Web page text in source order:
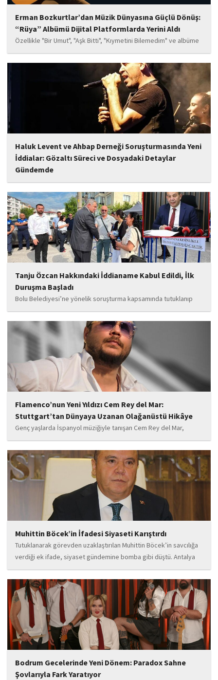
Erman Bozkurtlar’dan Müzik Dünyasına Güçlü Dönüş:
“Rüya” Albümü Dijital Platformlarda Yerini Aldı
Özellikle "Bir Umut", "Aşk Bitti", "Kıymetini Bilemedim" ve albüme
adını veren "Rüya" parçalarının kısa süre içerisinde öne çıkan
eserler arasında yer alması bekleniyor. Albüm, sanatçının önceki
çalışmalarına göre daha olgun,...
Haluk Levent ve Ahbap Derneği Soruşturmasında Yeni
İddialar: Gözaltı Süreci ve Dosyadaki Detaylar
Gündemde
İstanbul Cumhuriyet Başsavcılığı tarafından yürütülen ve Haluk
Levent ile kurucusu olduğu Ahbap Derneği'ni kapsadığı belirtilen
soruşturmaya ilişkin yeni iddialar gündeme geldi. Edinilen
bilgilere göre, soruşturmanın ani bir operasyonla değil, aylar...
Tanju Özcan Hakkındaki İddianame Kabul Edildi, İlk
Duruşma Başladı
Bolu Belediyesi’ne yönelik soruşturma kapsamında tutuklanıp
belediye başkanlığı görevinden uzaklaştırılan Tanju Özcan’ın da
aralarında bulunduğu 6’sı tutuklu 19 sanığın yargılandığı dava
başladı.
Flamenco’nun Yeni Yıldızı Cem Rey del Mar:
Stuttgart’tan Dünyaya Uzanan Olağanüstü Hikâye
Genç yaşlarda İspanyol müziğiyle tanışan Cem Rey del Mar,
flamenco kültürünün büyüleyici atmosferinden etkilenerek
kendisini bu alana yönlendirdi. Saatler süren disiplinli çalışmalar,
teknik gelişim ve müziğe olan tutkusu, onu kısa...
Muhittin Böcek’in İfadesi Siyaseti Karıştırdı
Tutuklanarak görevden uzaklaştırılan Muhittin Böcek’in savcılığa
verdiği ek ifade, siyaset gündemine bomba gibi düştü. Antalya
Cumhuriyet Savcılığı’na kendi isteğiyle başvurarak ifade verdiği
öğrenilen Böcek’in açıklamalarında, 31 Mart 2024 yerel
seçimleri...
Bodrum Gecelerinde Yeni Dönem: Paradox Sahne
Şovlarıyla Fark Yaratıyor